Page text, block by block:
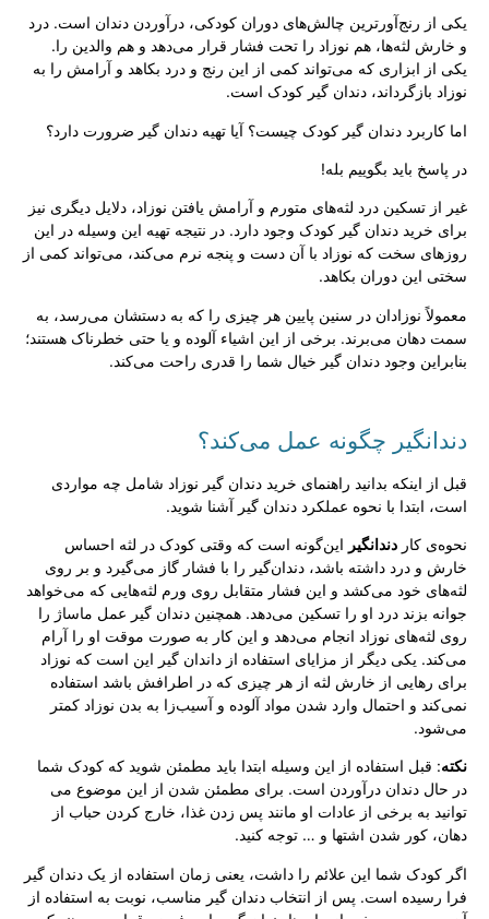
یکی از رنج‌آورترین چالش‌های دوران کودکی، درآوردن دندان است. درد
و خارش لثه‌ها، هم نوزاد را تحت فشار قرار می‌دهد و هم والدین را.
یکی از ابزاری که می‌تواند کمی از این رنج و درد بکاهد و آرامش را به
نوزاد بازگرداند، دندان گیر کودک است.
اما کاربرد دندان گیر کودک چیست؟ آیا تهیه دندان گیر ضرورت دارد؟
در پاسخ باید بگوییم بله!
غیر از تسکین درد لثه‌های متورم و آرامش یافتن نوزاد، دلایل دیگری نیز
برای خرید دندان گیر کودک وجود دارد. در نتیجه تهیه این وسیله در این
روزهای سخت که نوزاد با آن دست و پنجه نرم می‌کند، می‌تواند کمی از
سختی این دوران بکاهد.
معمولاً نوزادان در سنین پایین هر چیزی را که به دستشان می‌رسد، به
سمت دهان می‌برند. برخی از این اشیاء آلوده و یا حتی خطرناک هستند؛
بنابراین وجود دندان گیر خیال شما را قدری راحت می‌کند.
دندانگیر چگونه عمل می‌کند؟
قبل از اینکه بدانید راهنمای خرید دندان گیر نوزاد شامل چه مواردی
است، ابتدا با نحوه عملکرد دندان گیر آشنا شوید.
نحوه‌ی کار دندانگیر این‌گونه است که وقتی کودک در لثه احساس
خارش و درد داشته باشد، دندان‌گیر را با فشار گاز می‌گیرد و بر روی
لثه‌های خود می‌کشد و این فشار متقابل روی ورم لثه‌هایی که می‌خواهد
جوانه بزند درد او را تسکین می‌دهد. همچنین دندان گیر عمل ماساژ را
روی لثه‌های نوزاد انجام می‌دهد و این کار به صورت موقت او را آرام
می‌کند. یکی دیگر از مزایای استفاده از داندان گیر این است که نوزاد
برای رهایی از خارش لثه از هر چیزی که در اطرافش باشد استفاده
نمی‌کند و احتمال وارد شدن مواد آلوده و آسیب‌زا به بدن نوزاد کمتر
می‌شود.
نکته: قبل استفاده از این وسیله ابتدا باید مطمئن شوید که کودک شما
در حال دندان درآوردن است. برای مطمئن شدن از این موضوع می
توانید به برخی از عادات او مانند پس زدن غذا، خارج کردن حباب از
دهان، کور شدن اشتها و … توجه کنید.
اگر کودک شما این علائم را داشت، یعنی زمان استفاده از یک دندان گیر
فرا رسیده است. پس از انتخاب دندان گیر مناسب، نوبت به استفاده از